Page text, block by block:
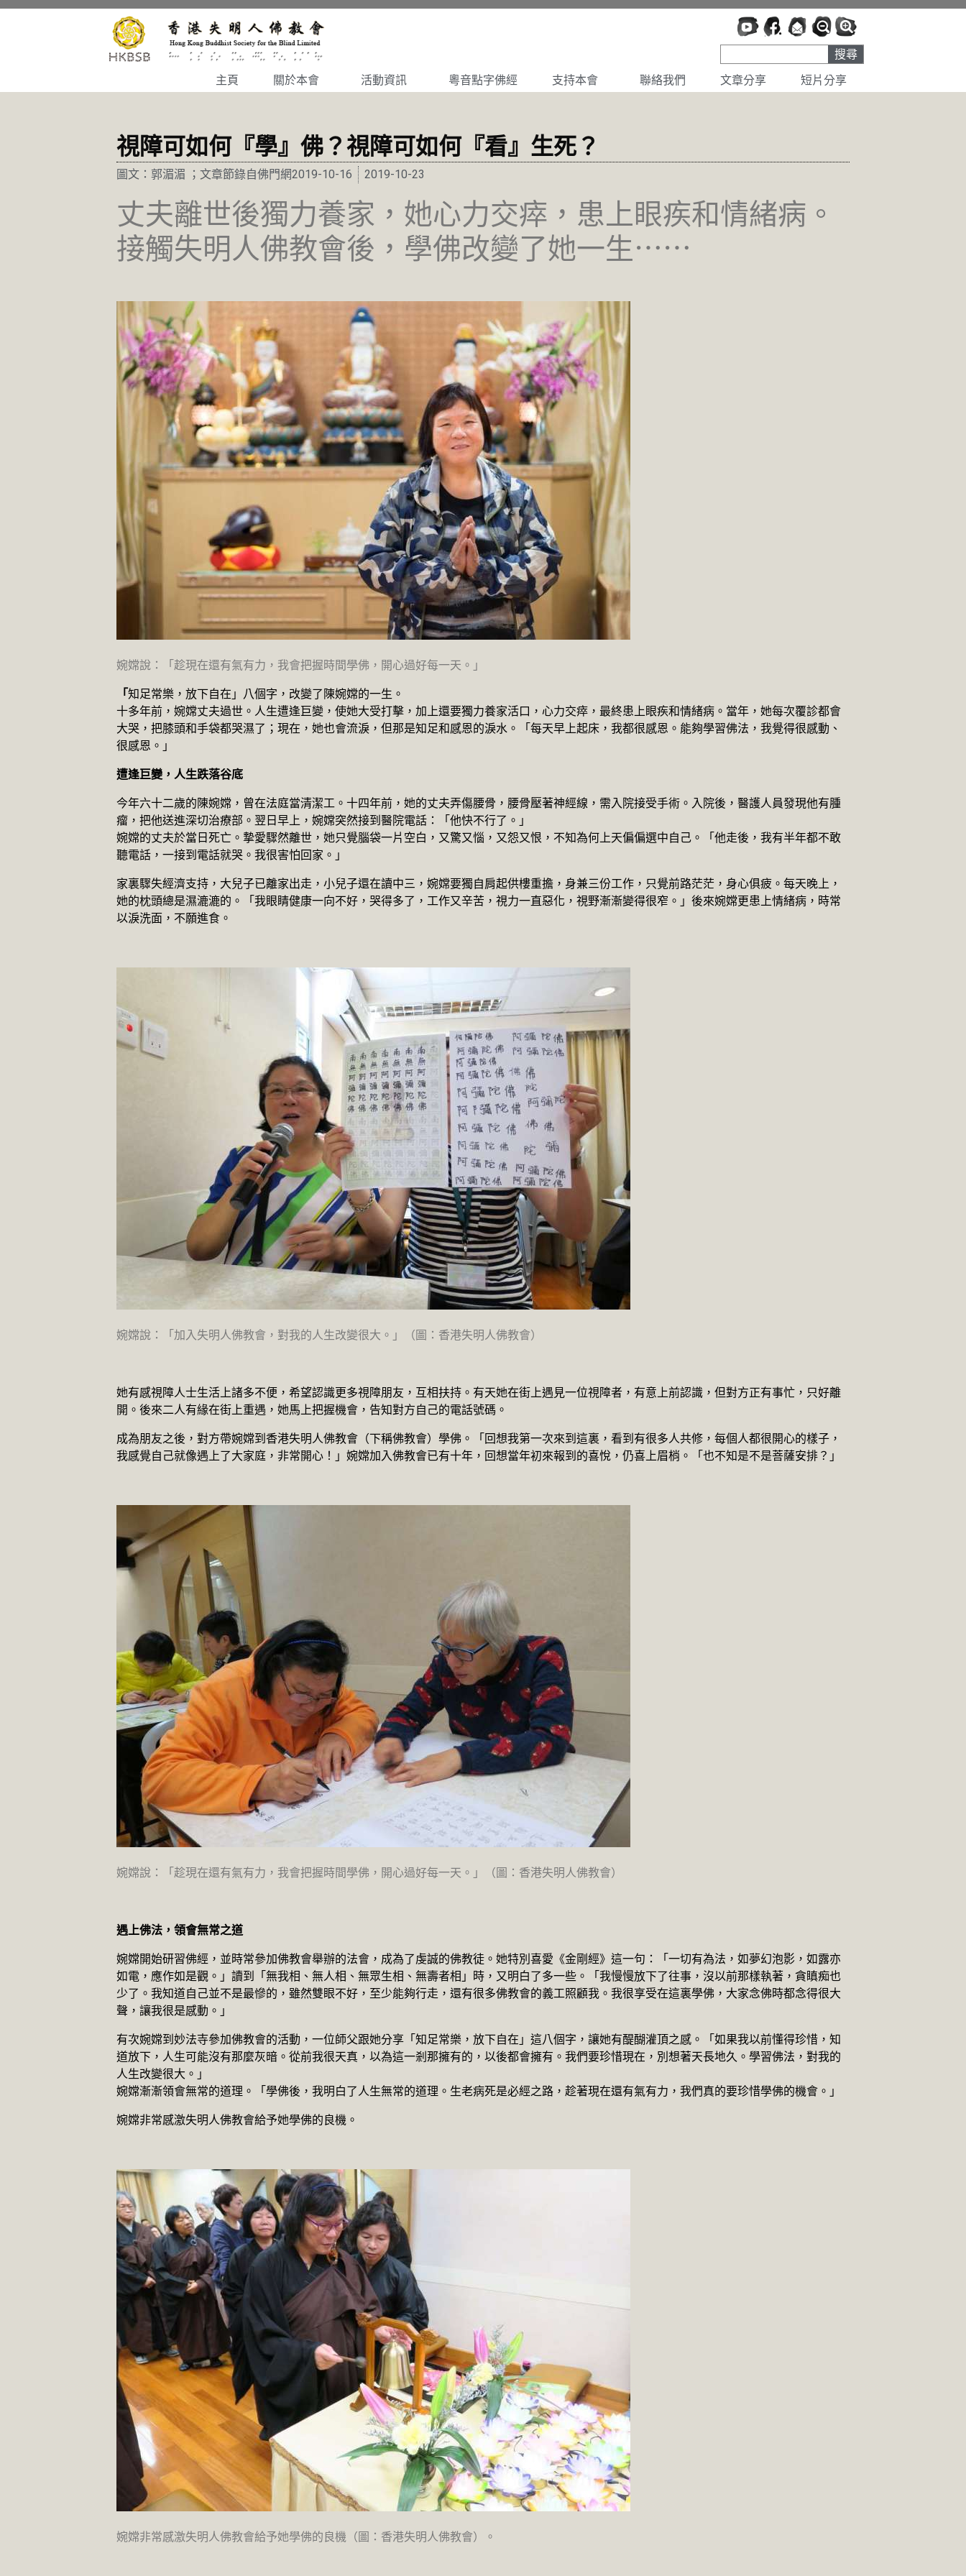
搜尋
主頁
關於本會 活動資訊 粵音點字佛經 支持本會 聯絡我們 文章分享 短片分享
視障可如何『學』佛？視障可如何『看』生死？
圖文：郭湄湄 ；文章節錄自佛門網2019-10-16 2019-10-23
丈夫離世後獨力養家，她心力交瘁，患上眼疾和情緒病。
接觸失明人佛教會後，學佛改變了她一生⋯⋯
婉嫦說：「趁現在還有氣有力，我會把握時間學佛，開心過好每一天。」
「知足常樂，放下自在」八個字，改變了陳婉嫦的一生。
十多年前，婉嫦丈夫過世。人生遭逢巨變，使她大受打擊，加上還要獨力養家活口，心力交瘁，最終患上眼疾和情緒病。當年，她每次覆診都會
大哭，把膝頭和手袋都哭濕了；現在，她也會流淚，但那是知足和感恩的淚水。「每天早上起床，我都很感恩。能夠學習佛法，我覺得很感動、
很感恩。」
遭逢巨變，人生跌落谷底
今年六十二歲的陳婉嫦，曾在法庭當清潔工。十四年前，她的丈夫弄傷腰骨，腰骨壓著神經線，需入院接受手術。入院後，醫護人員發現他有腫
瘤，把他送進深切治療部。翌日早上，婉嫦突然接到醫院電話：「他快不行了。」
婉嫦的丈夫於當日死亡。摯愛驟然離世，她只覺腦袋一片空白，又驚又惱，又怨又恨，不知為何上天偏偏選中自己。「他走後，我有半年都不敢
聽電話，一接到電話就哭。我很害怕回家。」
家裏驟失經濟支持，大兒子已離家出走，小兒子還在讀中三，婉嫦要獨自肩起供樓重擔，身兼三份工作，只覺前路茫茫，身心俱疲。每天晚上，
她的枕頭總是濕漉漉的。「我眼睛健康一向不好，哭得多了，工作又辛苦，視力一直惡化，視野漸漸變得很窄。」後來婉嫦更患上情緒病，時常
以淚洗面，不願進食。
婉嫦說：「加入失明人佛教會，對我的人生改變很大。」（圖：香港失明人佛教會）
她有感視障人士生活上諸多不便，希望認識更多視障朋友，互相扶持。有天她在街上遇見一位視障者，有意上前認識，但對方正有事忙，只好離
開。後來二人有緣在街上重遇，她馬上把握機會，告知對方自己的電話號碼。
成為朋友之後，對方帶婉嫦到香港失明人佛教會（下稱佛教會）學佛。「回想我第一次來到這裏，看到有很多人共修，每個人都很開心的樣子，
我感覺自己就像遇上了大家庭，非常開心！」婉嫦加入佛教會已有十年，回想當年初來報到的喜悅，仍喜上眉梢。「也不知是不是菩薩安排？」
婉嫦說：「趁現在還有氣有力，我會把握時間學佛，開心過好每一天。」（圖：香港失明人佛教會）
遇上佛法，領會無常之道
婉嫦開始研習佛經，並時常參加佛教會舉辦的法會，成為了虔誠的佛教徒。她特別喜愛《金剛經》這一句：「一切有為法，如夢幻泡影，如露亦
如電，應作如是觀。」讀到「無我相、無人相、無眾生相、無壽者相」時，又明白了多一些。「我慢慢放下了往事，沒以前那樣執著，貪瞋痴也
少了。我知道自己並不是最慘的，雖然雙眼不好，至少能夠行走，還有很多佛教會的義工照顧我。我很享受在這裏學佛，大家念佛時都念得很大
聲，讓我很是感動。」
有次婉嫦到妙法寺參加佛教會的活動，一位師父跟她分享「知足常樂，放下自在」這八個字，讓她有醍醐灌頂之感。「如果我以前懂得珍惜，知
道放下，人生可能沒有那麼灰暗。從前我很天真，以為這一剎那擁有的，以後都會擁有。我們要珍惜現在，別想著天長地久。學習佛法，對我的
人生改變很大。」
婉嫦漸漸領會無常的道理。「學佛後，我明白了人生無常的道理。生老病死是必經之路，趁著現在還有氣有力，我們真的要珍惜學佛的機會。」
婉嫦非常感激失明人佛教會給予她學佛的良機。
婉嫦非常感激失明人佛教會給予她學佛的良機（圖：香港失明人佛教會）。